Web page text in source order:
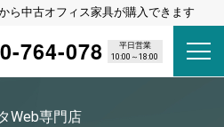
ら中古オフィス家具が購入できます
764-078
平日営業
10:00～18:00
Web専門店